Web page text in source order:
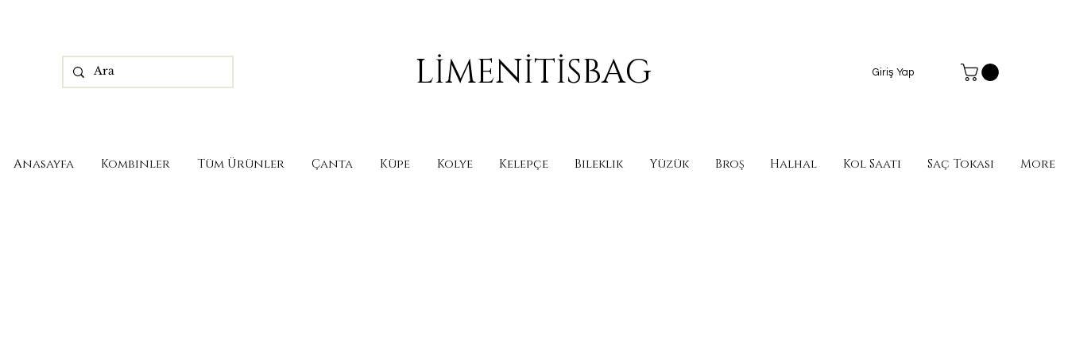
LİMENİTİSBAG Giriş Yap
Anasayfa Kombinler Tüm Ürünler Çanta Küpe Kolye Kelepçe Bileklik Yüzük Broş Halhal Kol Saati Saç Tokası More